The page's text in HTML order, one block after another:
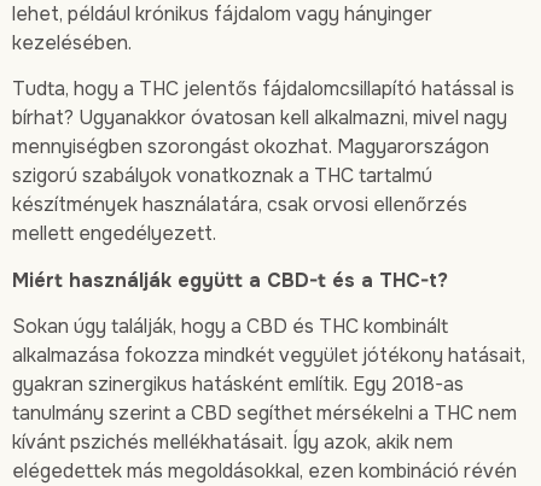
lehet, például krónikus fájdalom vagy hányinger
kezelésében.
Tudta, hogy a THC jelentős fájdalomcsillapító hatással is
bírhat? Ugyanakkor óvatosan kell alkalmazni, mivel nagy
mennyiségben szorongást okozhat. Magyarországon
szigorú szabályok vonatkoznak a THC tartalmú
készítmények használatára, csak orvosi ellenőrzés
mellett engedélyezett.
Miért használják együtt a CBD-t és a THC-t?
Sokan úgy találják, hogy a CBD és THC kombinált
alkalmazása fokozza mindkét vegyület jótékony hatásait,
gyakran szinergikus hatásként említik. Egy 2018-as
tanulmány szerint a CBD segíthet mérsékelni a THC nem
kívánt pszichés mellékhatásait. Így azok, akik nem
elégedettek más megoldásokkal, ezen kombináció révén